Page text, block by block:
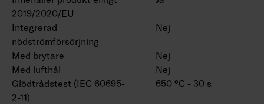
2019/2020/EU
Integrerad
nödströmförsörjning
Nej
Med brytare
Nej
Med lufthål
Nej
Glödtrådstest (IEC 60695-
2-11)
650 °C - 30 s